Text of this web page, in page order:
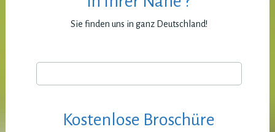
Sie finden uns in ganz Deutschland!
Kostenlose Broschüre